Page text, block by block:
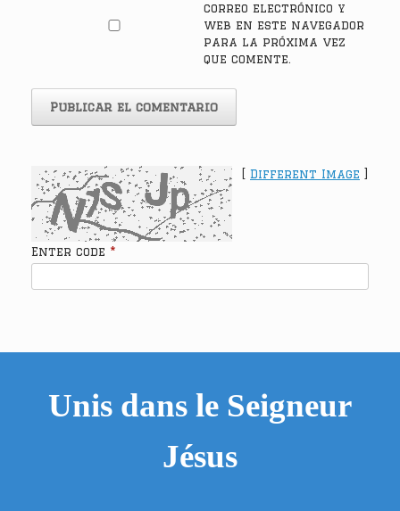
correo electrónico y
web en este navegador
para la próxima vez
que comente.
Different Image
Enter code *
Unis dans le Seigneur
Jésus